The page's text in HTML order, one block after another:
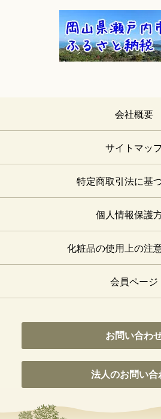
会社概要
サイトマッ
特定商取引法に基
個人情報保護
化粧品の使用上の注
会員ページ
お問い合わ
法人のお問い合